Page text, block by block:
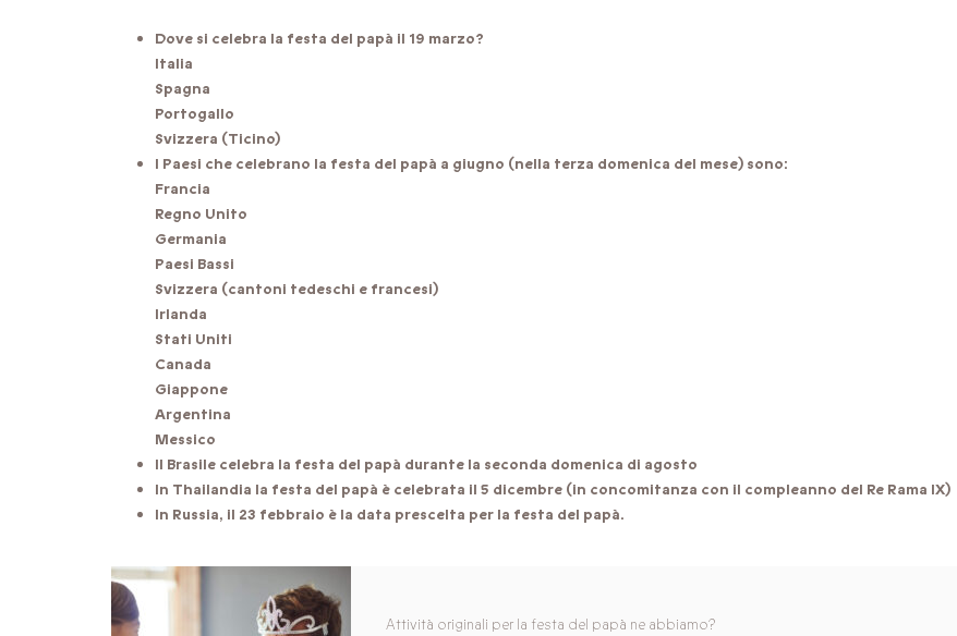
Dove si celebra la festa del papà il 19 marzo?
Italia
Spagna
Portogallo
Svizzera (Ticino)
I Paesi che celebrano la festa del papà a giugno (nella terza domenica del mese) sono:
Francia
Regno Unito
Germania
Paesi Bassi
Svizzera (cantoni tedeschi e francesi)
Irlanda
Stati Uniti
Canada
Giappone
Argentina
Messico
Il Brasile celebra la festa del papà durante la seconda domenica di agosto
In Thailandia la festa del papà è celebrata il 5 dicembre (in concomitanza con il compleanno del Re Rama IX)
In Russia, il 23 febbraio è la data prescelta per la festa del papà.
Attività originali per la festa del papà ne abbiamo?